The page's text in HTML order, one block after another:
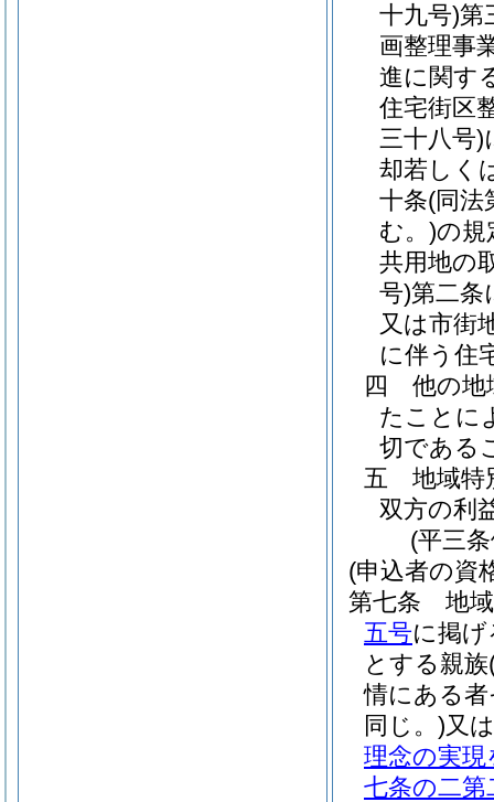
十九号)第
画整理事
進に関す
住宅街区
三十八号)
却若しく
十条(同法
む。)の規
共用地の
号)第二条
又は市街
に伴う住
四
他の地
たことに
切である
五
地域特
双方の利
(平三
(申込者の資
第七条
地
五号に掲
とする親族
情にある
同じ。)又は
理念の実
七条の二第